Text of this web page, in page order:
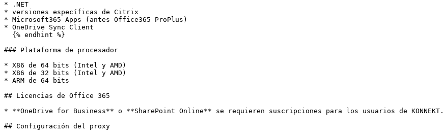
* .NET
* versiones específicas de Citrix
* Microsoft365 Apps (antes Office365 ProPlus)
* OneDrive Sync Client
### Plataforma de procesador
* X86 de 64 bits (Intel y AMD)
* X86 de 32 bits (Intel y AMD)
* ARM de 64 bits
## Licencias de Office 365
* **OneDrive for Business** o **SharePoint Online** se requieren suscripciones para los usuarios de KONNEKT.
## Configuración del proxy